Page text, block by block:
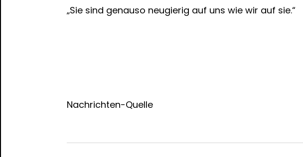
„Sie sind genauso neugierig auf uns wie wir auf sie.“
Nachrichten-Quelle